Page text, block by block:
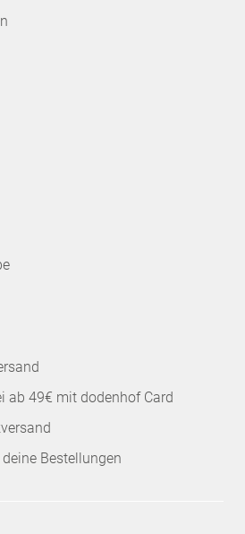
ab 49€ mit dodenhof Card
Bestellungen